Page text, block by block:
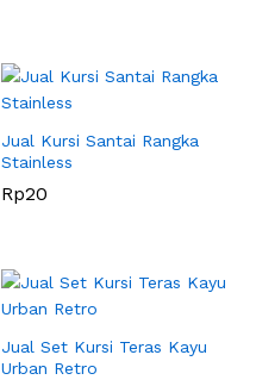
Jual Kursi Santai Rangka
Stainless
Rp20
Jual Set Kursi Teras Kayu
Urban Retro